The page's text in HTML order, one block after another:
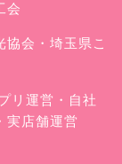
会
会・埼玉県こ
リ運営・自社
実店舗運営